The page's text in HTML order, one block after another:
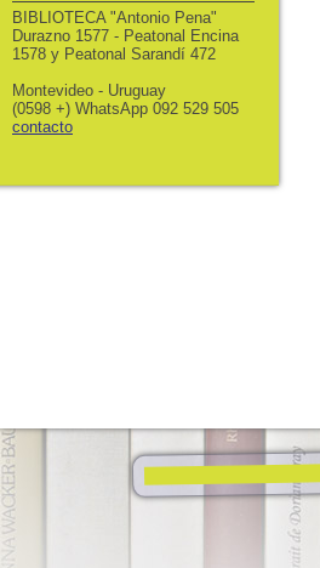
BIBLIOTECA "Antonio Pena"
Durazno 1577 - Peatonal Encina
1578 y Peatonal Sarandí 472
Montevideo - Uruguay
(0598 +) WhatsApp 092 529 505
contacto